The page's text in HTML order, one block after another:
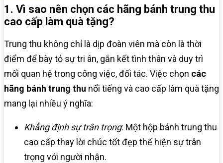
1. Vì sao nên chọn các hãng bánh trung thu
cao cấp làm quà tặng?
Trung thu không chỉ là dịp đoàn viên mà còn là thời
điểm để bày tỏ sự tri ân, gắn kết tình thân và duy trì
mối quan hệ trong công việc, đối tác. Việc chọn các
hãng bánh trung thu nổi tiếng và cao cấp làm quà tặng
mang lại nhiều ý nghĩa:
Khẳng định sự trân trọng: Một hộp bánh trung thu
cao cấp thay lời chúc tốt đẹp thể hiện sự trân
trọng với người nhận.